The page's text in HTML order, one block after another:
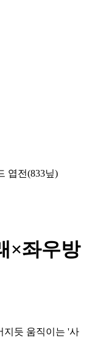
엽전(833닢)
×좌우방
지듯 움직이는 '사